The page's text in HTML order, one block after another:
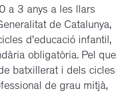
a 3 anys a les llars
de Catalunya,
d’educació infantil,
obligatòria. Pel que
batxillerat i dels cicles
de grau mitjà,